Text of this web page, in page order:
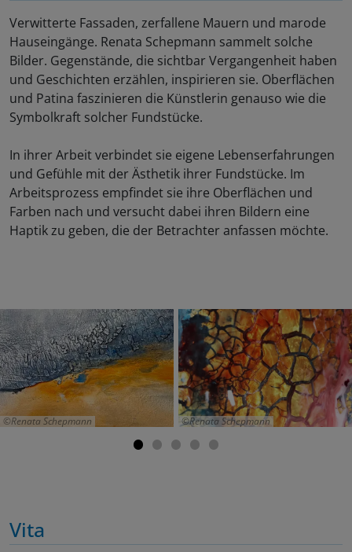
Verwitterte Fassaden, zerfallene Mauern und marode
Hauseingänge. Renata Schepmann sammelt solche
Bilder. Gegenstände, die sichtbar Vergangenheit haben
und Geschichten erzählen, inspirieren sie. Oberflächen
und Patina faszinieren die Künstlerin genauso wie die
Symbolkraft solcher Fundstücke.
In ihrer Arbeit verbindet sie eigene Lebenserfahrungen
und Gefühle mit der Ästhetik ihrer Fundstücke. Im
Arbeitsprozess empfindet sie ihre Oberflächen und
Farben nach und versucht dabei ihren Bildern eine
Haptik zu geben, die der Betrachter anfassen möchte.
Renata Schepmann Renata Schepmann
Vita